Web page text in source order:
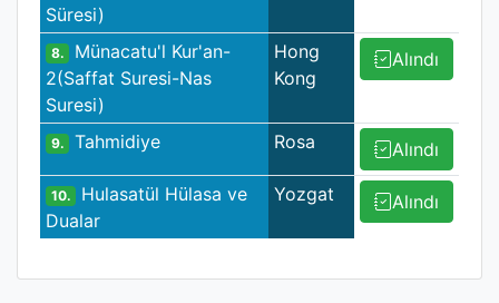
Süresi)
8.
Münacatu'l Kur'an-
2(Saffat Suresi-Nas
Suresi)
Hong
Kong
Alındı
9. Tahmidiye Rosa Alındı
10.
Hulasatül Hülasa ve
Dualar
Yozgat Alındı